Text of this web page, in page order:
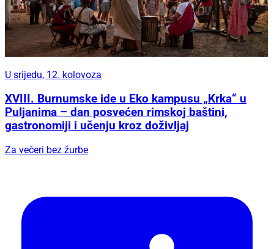
U srijedu, 12. kolovoza
XVIII. Burnumske ide u Eko kampusu „Krka“ u
Puljanima – dan posvećen rimskoj baštini,
gastronomiji i učenju kroz doživljaj
Za večeri bez žurbe